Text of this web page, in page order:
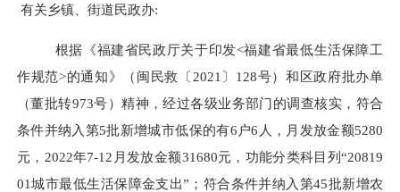
有关乡镇、街道民政办:
根据《福建省民政厅关于印发<福建省最低生活保障工
作规范>的通知》（闽民救
〔 2021〕128号）和区政府批办单
（董批转973号）精神，经过各级业务部门的调查核实，符合
条件并纳入第5批新增城市低保的有6户6人，月发放金额5280
元，2022年7-12月发放金额31680元，功能分类科目列“20819
01城市最低生活保障金支出”；符合条件并纳入第45批新增农